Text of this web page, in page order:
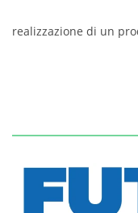
realizzazione di un